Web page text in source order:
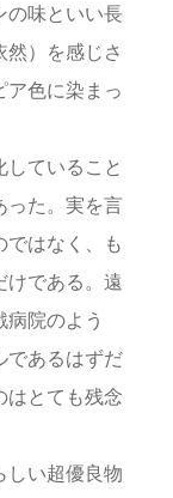
の味といい長
然）を感じさ
ア色に染まっ
ていること
った。実を言
ではなく、も
けである。遠
院のよう
であるはずだ
はとても残念
い超優良物